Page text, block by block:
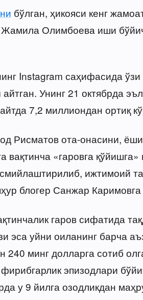
бўлган, ҳикояси кенг
Жамила Олимбоева иши
Instagram саҳифасида
Унинг 21 октябрда
7,2 миллиондан ортиқ
Рисматов ота-онасини,
вақтинча «гаровга
ижтимоий
блогер Санжар Каримовга
гаров сифатида
эса уйни оиланинг барча
240 минг долларга сотиб
эпизодлари
у 9 йилга озодликдан